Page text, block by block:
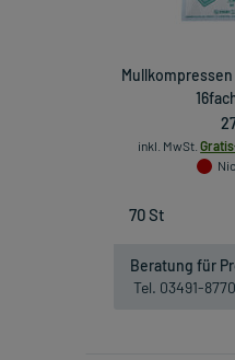
Mullkompressen
inkl. MwSt.
Beratung für
Tel. 03491-